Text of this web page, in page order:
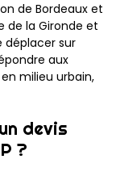
de Bordeaux et
de la Gironde et
déplacer sur
aux
milieu urbain,
devis
?